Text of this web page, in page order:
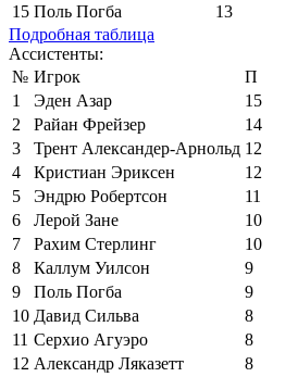
15 Поль Погба
13
Подробная таблица
Ассистенты:
№ Игрок
П
1
Эден Азар
15
2
Райан Фрейзер
14
3
Трент Александер-Арнольд 12
4
Кристиан Эриксен
12
5
Эндрю Робертсон
11
6
Лерой Зане
10
7
Рахим Стерлинг
10
8
Каллум Уилсон
9
9
Поль Погба
9
10 Давид Сильва
8
11 Серхио Агуэро
8
12 Александр Ляказетт
8